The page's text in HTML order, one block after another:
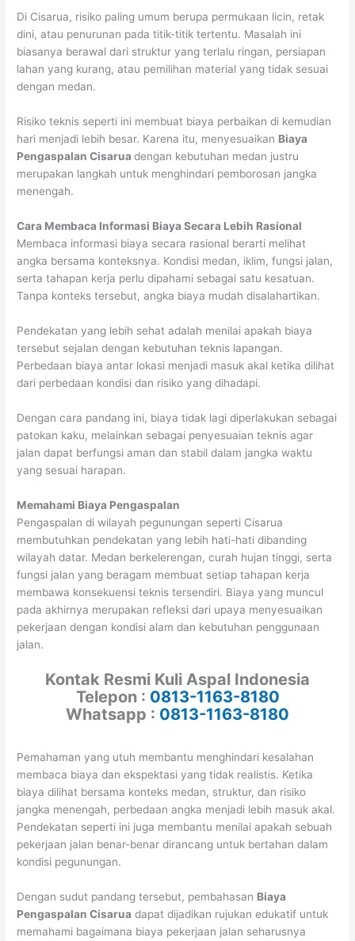
Di Cisarua, risiko paling umum berupa permukaan licin, retak
dini, atau penurunan pada titik-titik tertentu. Masalah ini
biasanya berawal dari struktur yang terlalu ringan, persiapan
lahan yang kurang, atau pemilihan material yang tidak sesuai
dengan medan.
Risiko teknis seperti ini membuat biaya perbaikan di kemudian
hari menjadi lebih besar. Karena itu, menyesuaikan Biaya
Pengaspalan Cisaruadengan kebutuhan medan justru
merupakan langkah untuk menghindari pemborosan jangka
menengah.
Cara Membaca Informasi Biaya Secara Lebih Rasional
Membaca informasi biaya secara rasional berarti melihat
angka bersama konteksnya. Kondisi medan, iklim, fungsi jalan,
serta tahapan kerja perlu dipahami sebagai satu kesatuan.
Tanpa konteks tersebut, angka biaya mudah disalahartikan.
Pendekatan yang lebih sehat adalah menilai apakah biaya
tersebut sejalan dengan kebutuhan teknis lapangan.
Perbedaan biaya antar lokasi menjadi masuk akal ketika dilihat
dari perbedaan kondisi dan risiko yang dihadapi.
Dengan cara pandang ini, biaya tidak lagi diperlakukan sebagai
patokan kaku, melainkan sebagai penyesuaian teknis agar
jalan dapat berfungsi aman dan stabil dalam jangka waktu
yang sesuai harapan.
Memahami Biaya Pengaspalan
Pengaspalan di wilayah pegunungan seperti Cisarua
membutuhkan pendekatan yang lebih hati-hati dibanding
wilayah datar. Medan berkelerengan, curah hujan tinggi, serta
fungsi jalan yang beragam membuat setiap tahapan kerja
membawa konsekuensi teknis tersendiri. Biaya yang muncul
pada akhirnya merupakan refleksi dari upaya menyesuaikan
pekerjaan dengan kondisi alam dan kebutuhan penggunaan
jalan.
Kontak Resmi Kuli Aspal Indonesia
Telepon : 0813-1163-8180
Whatsapp : 0813-1163-8180
Pemahaman yang utuh membantu menghindari kesalahan
membaca biaya dan ekspektasi yang tidak realistis. Ketika
biaya dilihat bersama konteks medan, struktur, dan risiko
jangka menengah, perbedaan angka menjadi lebih masuk akal.
Pendekatan seperti ini juga membantu menilai apakah sebuah
pekerjaan jalan benar-benar dirancang untuk bertahan dalam
kondisi pegunungan.
Dengan sudut pandang tersebut, pembahasan Biaya
Pengaspalan Cisarua dapat dijadikan rujukan edukatif untuk
memahami bagaimana biaya pekerjaan jalan seharusnya